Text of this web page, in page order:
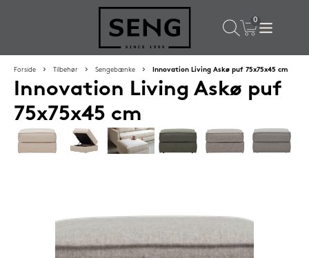
Populære valg til dig
Lixra moskusdundyne 140x200 cm sval
Forside Tilbehør Sengebænke Innovation Living Askø puf 75x75x45 cm
Innovation Living Askø puf
75x75x45 cm